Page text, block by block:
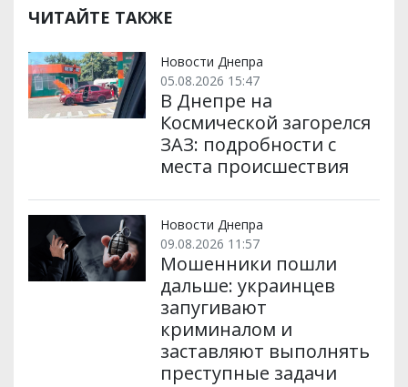
р
и
и
b
o
k
t
e
l
m p
ЧИТАЙТЕ ТАКЖЕ
Новости Днепра
05.08.2026 15:47
В Днепре на
Космической загорелся
ЗАЗ: подробности с
места происшествия
Новости Днепра
09.08.2026 11:57
Мошенники пошли
дальше: украинцев
запугивают
криминалом и
заставляют выполнять
преступные задачи